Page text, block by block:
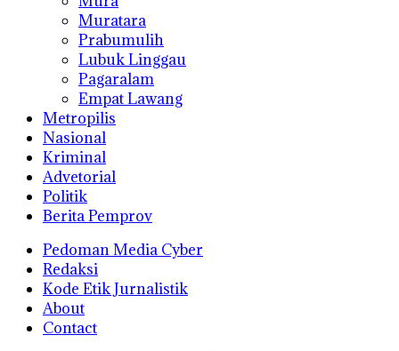
Muratara
Prabumulih
Lubuk Linggau
Pagaralam
Empat Lawang
Metropilis
Nasional
Kriminal
Advetorial
Politik
Berita Pemprov
Pedoman Media Cyber
Redaksi
Kode Etik Jurnalistik
About
Contact